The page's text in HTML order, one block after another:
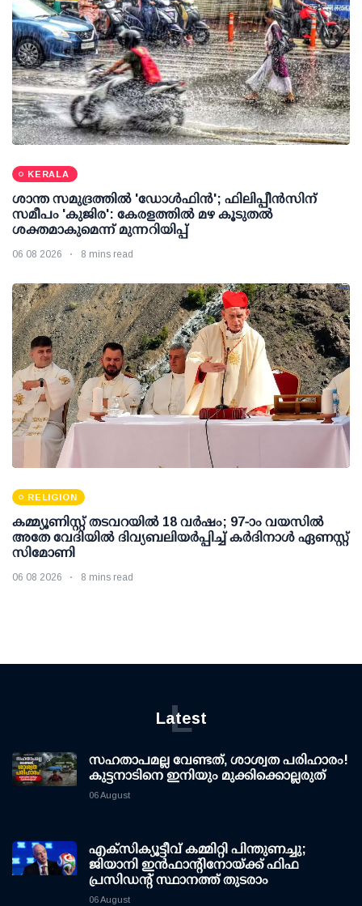
KERALA
ശാന്ത സമുദ്രത്തില്‍ 'ഡോള്‍ഫിന്‍'; ഫിലിപ്പീന്‍സിന്
സമീപം 'കുജിര': കേരളത്തില്‍ മഴ കൂടുതല്‍
ശക്തമാകുമെന്ന് മുന്നറിയിപ്പ്
06 08 2026 8 mins read
RELIGION
കമ്മ്യൂണിസ്റ്റ് തടവറയില്‍ 18 വര്‍ഷം; 97-ാം വയസില്‍
അതേ വേദിയില്‍ ദിവ്യബലിയര്‍പ്പിച്ച് കര്‍ദിനാള്‍ ഏണസ്റ്റ്
സിമോണി
06 08 2026 8 mins read
Latest
L
സഹതാപമല്ല വേണ്ടത്, ശാശ്വത പരിഹാരം!
കുട്ടനാടിനെ ഇനിയും മുക്കിക്കൊല്ലരുത്
06 August
എക്സിക്യൂട്ടീവ് കമ്മിറ്റി പിന്തുണച്ചു;
ജിയാനി ഇന്‍ഫാന്റിനോയ്ക്ക് ഫിഫ
പ്രസിഡന്റ് സ്ഥാനത്ത് തുടരാം
06 August